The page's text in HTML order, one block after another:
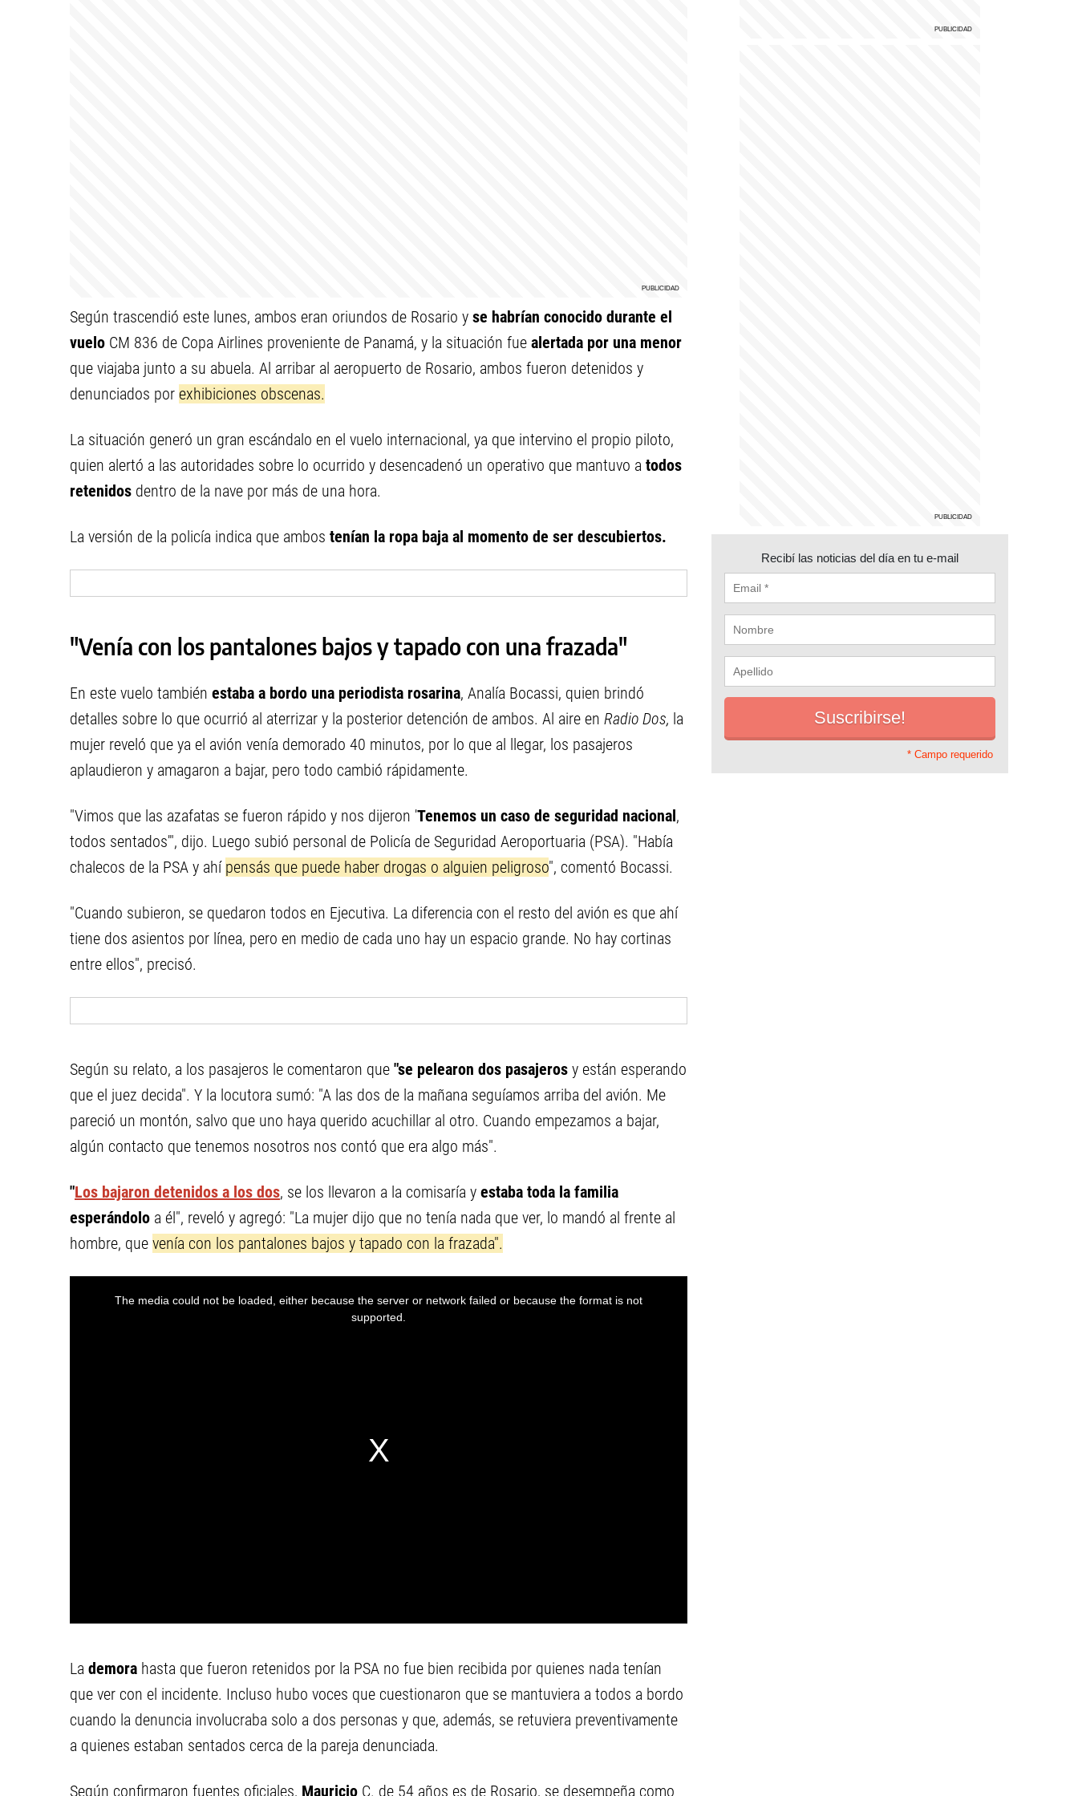
Según trascendió este lunes, ambos eran oriundos de Rosario y se habrían conocido durante el
vuelo CM 836 de Copa Airlines proveniente de Panamá, y la situación fue alertada por una menor
que viajaba junto a su abuela. Al arribar al aeropuerto de Rosario, ambos fueron detenidos y
denunciados por exhibiciones obscenas.
La situación generó un gran escándalo en el vuelo internacional, ya que intervino el propio piloto,
quien alertó a las autoridades sobre lo ocurrido y desencadenó un operativo que mantuvo a todos
retenidos dentro de la nave por más de una hora.
La versión de la policía indica que ambos tenían la ropa baja al momento de ser descubiertos.
"Venía con los pantalones bajos y tapado con una frazada"
En este vuelo también estaba a bordo una periodista rosarina, Analía Bocassi, quien brindó
detalles sobre lo que ocurrió al aterrizar y la posterior detención de ambos. Al aire en Radio Dos, la
mujer reveló que ya el avión venía demorado 40 minutos, por lo que al llegar, los pasajeros
aplaudieron y amagaron a bajar, pero todo cambió rápidamente.
"Vimos que las azafatas se fueron rápido y nos dijeron 'Tenemos un caso de seguridad nacional,
todos sentados'", dijo. Luego subió personal de Policía de Seguridad Aeroportuaria (PSA). "Había
chalecos de la PSA y ahí pensás que puede haber drogas o alguien peligroso", comentó Bocassi.
"Cuando subieron, se quedaron todos en Ejecutiva. La diferencia con el resto del avión es que ahí
tiene dos asientos por línea, pero en medio de cada uno hay un espacio grande. No hay cortinas
entre ellos", precisó.
Según su relato, a los pasajeros le comentaron que "se pelearon dos pasajeros y están esperando
que el juez decida". Y la locutora sumó: "A las dos de la mañana seguíamos arriba del avión. Me
pareció un montón, salvo que uno haya querido acuchillar al otro. Cuando empezamos a bajar,
algún contacto que tenemos nosotros nos contó que era algo más".
"Los bajaron detenidos a los dos, se los llevaron a la comisaría y estaba toda la familia
esperándolo a él", reveló y agregó: "La mujer dijo que no tenía nada que ver, lo mandó al frente al
hombre, que venía con los pantalones bajos y tapado con la frazada".
La demora hasta que fueron retenidos por la PSA no fue bien recibida por quienes nada tenían
que ver con el incidente. Incluso hubo voces que cuestionaron que se mantuviera a todos a bordo
cuando la denuncia involucraba solo a dos personas y que, además, se retuviera preventivamente
a quienes estaban sentados cerca de la pareja denunciada.
Según confirmaron fuentes oficiales, Mauricio C. de 54 años es de Rosario, se desempeña como
Recibí las noticias del día en tu e-mail
* Campo requerido